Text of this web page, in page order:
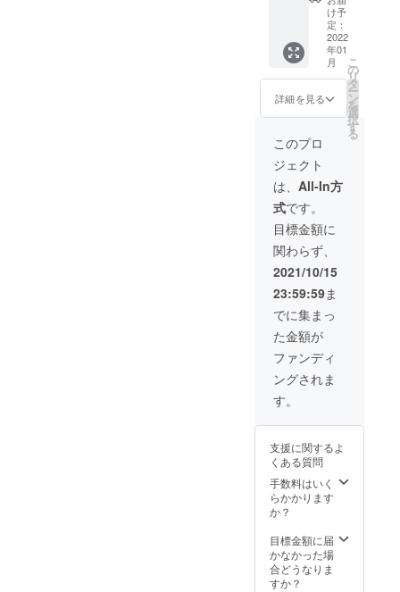
い。不
要な場
合は
「記載
不要」
とお書
きくだ
さい。
者の御
名前を
備考欄
にご記
入くだ
さい。
不要な
場合は
「記載
不要」
とお書
きくだ
さい。
・ポス
トカー
ドはお
届けか
寄贈か
考欄に
くださ
い。
【発送
時期】
は2022
年2月以
降から
てから
ご来館
くださ
い。
・2022
年12月
末まで
の1回限
り有効
の特別
チケッ
トとな
りま
す。
【発送
時期】
チケッ
トの発
送は
2021年
11月下
旬、本
一式の
発送は
2022年
1月下旬
を予定
す。
リー
ム】の
交換券
（苦手
な方は
ドリン
ク類に
変更
可）の
ついた
特別チ
ケット
になり
ます。
＜「盛
田昭夫
塾」プ
レミア
ムセッ
ト＞ ■
盛田昭
100年記
念 マグ
（3個
セッ
（1枚）
■ 盛田
昭夫塾
クリア
ファイ
A4・A5
サイ
ズ） ＜
「盛田
グの立
案者 木
原智美
が同行
いたし
ます）
日：
2021/11
）予
定。 場
所：
10:00
名鉄
「常滑
駅」集
合、
16:00
名鉄
「常滑
駅」解
散 予
定。 詳
細は
追って
ご連絡
いたし
になっ
た際で
も、日
曜開催
を予定
りま
す。 内
容：常
滑駅か
ます！
【注意
事項】
・掲載
備考欄
にご記
さい。
不要な
場合は
「記載
不要」
とお書
きくだ
さい。
【発送
時期】
本一式
の発送
は2022
年1月初
旬を予
定して
いま
す。
種類の
ポスト
カード
セット
付き。
ニー株
式会社
の一人
盛田昭
夫氏ゆ
かりの
ある東
京都品
川区周
辺や、
ソニー
の歴史
がたど
れる展
示を特
別解説
付き
で、人
数限定
せてい
ただき
ます。
（ソ
ニーの
技術者
信敏の
娘であ
り、ク
いただ
いたご
支援は
制作の
ため大
切に使
わせて
す。
力主
義』の
かれた
印象的
な文章
をピッ
クアッ
今回の
ために
イター
さんか
供いた
ト5種類
＋盛田
昭夫氏
の写真1
種類の
ポスト
付き。
■ 特に
感謝を
力主
義』の
中に書
かれた
印象的
な文章
をピッ
今回の
クリエ
イター
さんか
らご提
供いた
だいた
イラス
ト5種類
昭夫氏
の写真1
種類の
ポスト
カード
セット
付き。
カード
（100×
148mm
）より
大きめ
のB6サ
m×182
mm）
。 [
ティ
コース
★お礼
のメー
ル（1
通）
★「新
実力主
録ポス
トカー
ド（6枚
セッ
ト）
★『新
実力主
義』復
刊初版
本（1
冊）
★『新
実力主
義』復
刊初版
本にお
名前掲
載（希
ソニー
ルティ
グッズ
（1式）
■『新実
中に書
かれた
印象的
け予
定：
2022
年01
月
詳細を見る
こ
の
リ
タ
ー
ン
を
選
択
す
る
このプロ
ジェクト
は、 All-In方
式です。
目標金額に
関わらず、
2021/10/15
23:59:59ま
でに集まっ
た金額が
ファンディ
ングされま
す。
支援に関するよ
くある質問
手数料はいく
らかかります
か？
目標金額に届
かなかった場
合どうなりま
すか？